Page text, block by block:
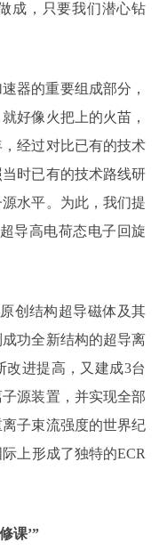
成，只要我们潜心钻
器的重要组成部分，
好像火把上的火苗，
经过对比已有的技术
时已有的技术路线研
水平。为此，我们提
导高电荷态电子回旋
创结构超导磁体及其
功全新结构的超导离
改进提高，又建成3台
源装置，并实现全部
子束流强度的世界纪
上形成了独特的ECR
课’”